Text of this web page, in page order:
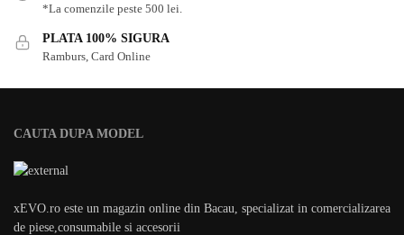
*La comenzile peste 500 lei.
PLATA 100% SIGURA
Ramburs, Card Online
CAUTA DUPA MODEL
xEVO.ro este un magazin online din Bacau, specializat in comercializarea
de piese,consumabile si accesorii